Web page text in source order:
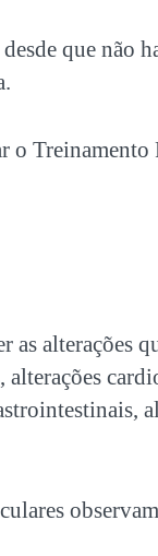
que não
o
as alterações